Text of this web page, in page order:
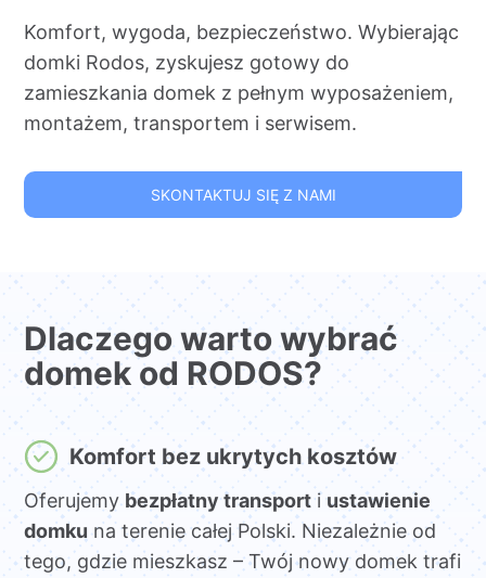
Komfort, wygoda, bezpieczeństwo. Wybierając
domki Rodos, zyskujesz gotowy do
zamieszkania domek z pełnym wyposażeniem,
montażem, transportem i serwisem.
SKONTAKTUJ SIĘ Z NAMI
Dlaczego warto wybrać
domek od RODOS?
Komfort bez ukrytych kosztów
Oferujemybezpłatny transporti ustawienie
domkuna terenie całej Polski. Niezależnie od
tego, gdzie mieszkasz – Twój nowy domek trafi